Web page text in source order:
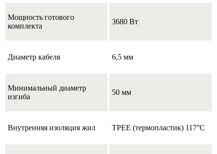
Мощность готового
комплекта
3680 Вт
Диаметр кабеля 6,5 мм
Минимальный диаметр
изгиба
50 мм
Внутренняя изоляция жил TPEE (термопластик) 117°C